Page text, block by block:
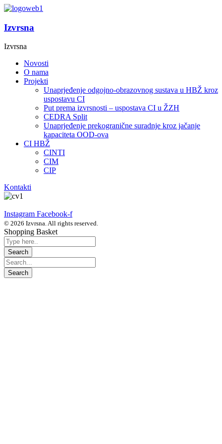
Izvrsna
Izvrsna
Novosti
O nama
Projekti
Unaprjeđenje odgojno-obrazovnog sustava u HBŽ kroz
uspostavu CI
Put prema izvrsnosti – uspostava CI u ŽZH
CEDRA Split
Unaprjeđenje prekogranične suradnje kroz jačanje
kapaciteta OOD-ova
CI HBŽ
CINTI
CIM
CIP
Kontakti
Instagram Facebook-f
© 2026 Izvrsna. All rights reserved.
Shopping Basket